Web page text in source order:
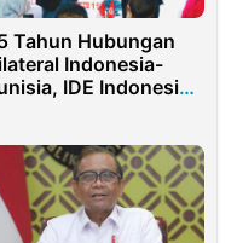
Tahun Hubungan
Indonesia-
IDE Indonesia